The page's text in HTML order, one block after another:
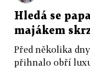
Hledá se
majákem
Před několika
přihnalo obří